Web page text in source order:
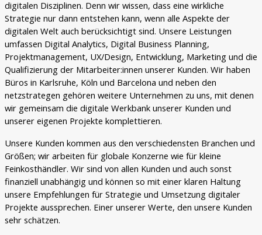
digitalen Disziplinen. Denn wir wissen, dass eine wirkliche
Strategie nur dann entstehen kann, wenn alle Aspekte der
digitalen Welt auch berücksichtigt sind. Unsere Leistungen
umfassen Digital Analytics, Digital Business Planning,
Projektmanagement, UX/Design, Entwicklung, Marketing und die
Qualifizierung der Mitarbeiter:innen unserer Kunden. Wir haben
Büros in Karlsruhe, Köln und Barcelona und neben den
netzstrategen gehören weitere Unternehmen zu uns, mit denen
wir gemeinsam die digitale Werkbank unserer Kunden und
unserer eigenen Projekte komplettieren.
Unsere Kunden kommen aus den verschiedensten Branchen und
Größen; wir arbeiten für globale Konzerne wie für kleine
Feinkosthändler. Wir sind von allen Kunden und auch sonst
finanziell unabhängig und können so mit einer klaren Haltung
unsere Empfehlungen für Strategie und Umsetzung digitaler
Projekte aussprechen. Einer unserer Werte, den unsere Kunden
sehr schätzen.